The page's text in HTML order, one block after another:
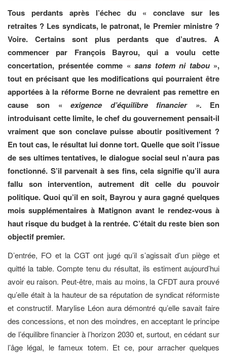
Tous perdants après l’échec du « conclave sur les
retraites ? Les syndicats, le patronat, le Premier ministre ?
Voire. Certains sont plus perdants que d’autres. A
commencer par François Bayrou, qui a voulu cette
concertation, présentée comme « sans totem ni tabou»,
tout en précisant que les modifications qui pourraient être
apportées à la réforme Borne ne devraient pas remettre en
cause son «exigence d’équilibre financier ». En
introduisant cette limite, le chef du gouvernement pensait-il
vraiment que son conclave puisse aboutir positivement ?
En tout cas, le résultat lui donne tort. Quelle que soit l’issue
de ses ultimes tentatives, le dialogue social seul n’aura pas
fonctionné. S’il parvenait à ses fins, cela signifie qu’il aura
fallu son intervention, autrement dit celle du pouvoir
politique. Quoi qu’il en soit, Bayrou y aura gagné quelques
mois supplémentaires à Matignon avant le rendez-vous à
haut risque du budget à la rentrée. C’était du reste bien son
objectif premier.
D’entrée, FO et la CGT ont jugé qu’il s’agissait d’un piège et
quitté la table. Compte tenu du résultat, ils estiment aujourd’hui
avoir eu raison. Peut-être, mais au moins, la CFDT aura prouvé
qu’elle était à la hauteur de sa réputation de syndicat réformiste
et constructif. Marylise Léon aura démontré qu’elle savait faire
des concessions, et non des moindres, en acceptant le principe
de l’équilibre financier à l’horizon 2030 et, surtout, en cédant sur
l’âge légal, le fameux totem. Et ce, pour arracher quelques